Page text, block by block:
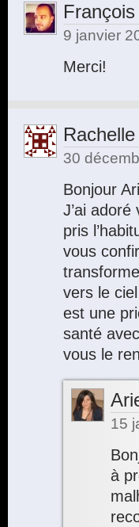
François
9 janvier
Merci!
Rachelle
30
Bonjour
J’ai adoré
pris
vous
vers le
est une
santé
vous le
15
à